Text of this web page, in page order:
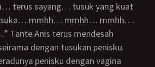
terus sayang… tusuk yang kuat
mmhh… mmhh… mmhh…
Tante Anis terus mendesah
dengan tusukan penisku.